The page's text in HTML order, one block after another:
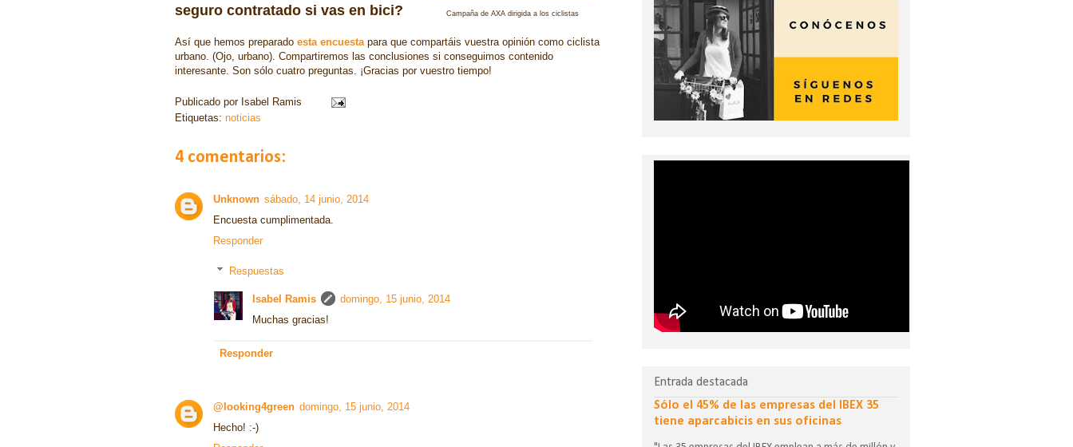
Campaña de AXA dirigida a los ciclistas
seguro contratado si vas en bici?
Así que hemos preparado esta encuestapara que compartáis vuestra opinión como ciclista
urbano. (Ojo, urbano). Compartiremos las conclusiones si conseguimos contenido
interesante. Son sólo cuatro preguntas. ¡Gracias por vuestro tiempo!
Publicado por Isabel Ramis
Etiquetas: noticias
4 comentarios:
Unknown sábado, 14 junio, 2014
Encuesta cumplimentada.
Responder
Respuestas
Isabel Ramis
domingo, 15 junio, 2014
Muchas gracias!
Responder
@looking4green domingo, 15 junio, 2014
Hecho! :-)
Entrada destacada
Sólo el 45% de las empresas del IBEX 35
tiene aparcabicis en sus oficinas